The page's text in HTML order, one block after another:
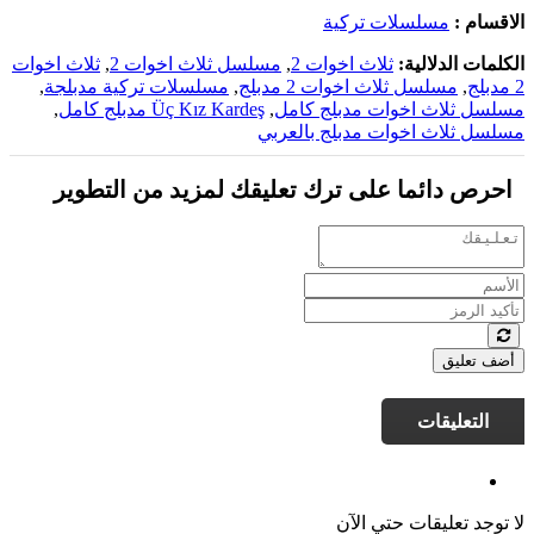
الاقسام : مسلسلات تركية
الكلمات الدلالية: ثلاث اخوات 2 , مسلسل ثلاث اخوات 2 , ثلاث اخوات
2 مدبلج
, مسلسل ثلاث اخوات 2 مدبلج , مسلسلات تركية مدبلجة,
مسلسل ثلاث اخوات مدبلج كامل, Üç Kız Kardeş مدبلج كامل
,
مسلسل ثلاث اخوات مدبلج بالعربي
احرص دائما على ترك تعليقك لمزيد من التطوير
أضف تعليق
التعليقات
لا توجد تعليقات حتي الآن